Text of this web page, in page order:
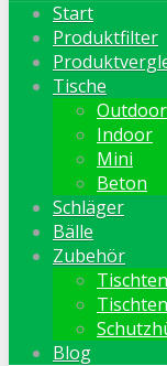
Start
Produktfilter
Tische
Outdoor
Indoor
Mini
Beton
Schläger
Bälle
Zubehör
Blog